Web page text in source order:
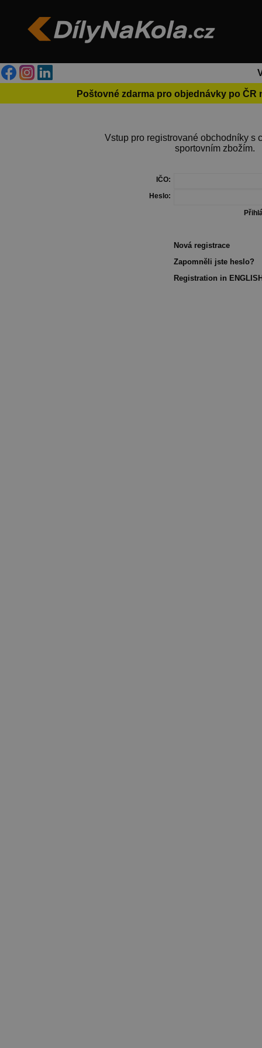
Poštovné zdarma pro objednávky po ČR
Vstup pro registrované obchodníky s
sportovním zbožím.
IČO:
Heslo:
Nová registrace
Zapomněli jste heslo?
Registration in